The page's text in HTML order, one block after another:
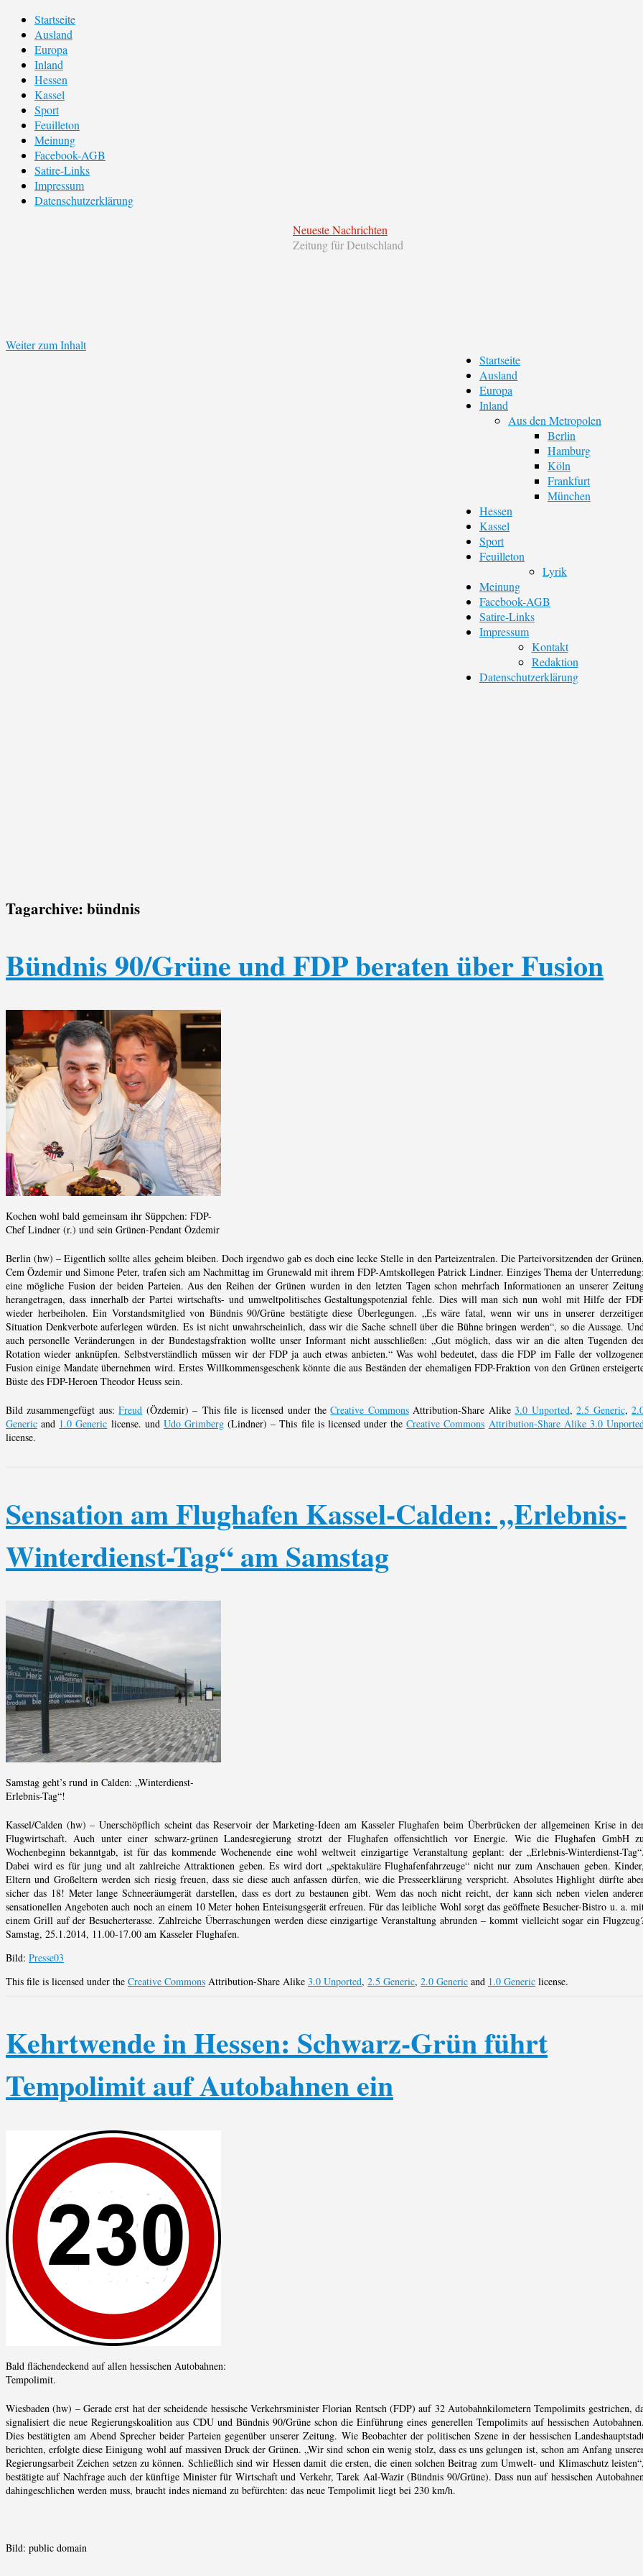
Startseite
Ausland
Europa
Inland
Hessen
Kassel
Sport
Feuilleton
Meinung
Facebook-AGB
Satire-Links
Impressum
Datenschutzerklärung
Neueste Nachrichten
Zeitung für Deutschland
Weiter zum Inhalt
Startseite
Ausland
Europa
Inland
Aus den Metropolen
Berlin
Hamburg
Köln
Frankfurt
München
Hessen
Kassel
Sport
Feuilleton
Lyrik
Meinung
Facebook-AGB
Satire-Links
Impressum
Kontakt
Redaktion
Datenschutzerklärung
Tagarchive: bündnis
Bündnis 90/Grüne und FDP beraten über Fusion
Kochen wohl bald gemeinsam ihr Süppchen: FDP-
Chef Lindner (r.) und sein Grünen-Pendant Özdemir
Berlin (hw) – Eigentlich sollte alles geheim bleiben. Doch irgendwo gab es doch eine lecke Stelle in den Parteizentralen. Die Parteivorsitzenden der Grünen,
Cem Özdemir und Simone Peter, trafen sich am Nachmittag im Grunewald mit ihrem FDP-Amtskollegen Patrick Lindner. Einziges Thema der Unterredung:
eine mögliche Fusion der beiden Parteien. Aus den Reihen der Grünen wurden in den letzten Tagen schon mehrfach Informationen an unserer
herangetragen, dass innerhalb der Partei wirtschafts- und umweltpolitisches Gestaltungspotenzial fehle. Dies will man sich nun wohl mit Hilfe der
wieder herbeiholen. Ein Vorstandsmitglied von Bündnis 90/Grüne bestätigte diese Überlegungen. „Es wäre fatal, wenn wir uns in unserer derzeitigen
Situation Denkverbote auferlegen würden. Es ist nicht unwahrscheinlich, dass wir die Sache schnell über die Bühne bringen werden“, so die Aussage. Und
auch personelle Veränderungen in der Bundestagsfraktion wollte unser Informant nicht ausschließen: „Gut möglich, dass wir an die alten Tugenden
Rotation wieder anknüpfen. Selbstverständlich müssen wir der FDP ja auch etwas anbieten.“ Was wohl bedeutet, dass die FDP im Falle der vollzogenen
Fusion einige Mandate übernehmen wird. Erstes Willkommensgeschenk könnte die aus Beständen der ehemaligen FDP-Fraktion von den Grünen
Büste des FDP-Heroen Theodor Heuss sein.
Bild zusammengefügt aus:Freud (Özdemir) – This file is licensed under theCreative CommonsAttribution-Share Alike 3.0 Unported,2.5 Generic,
Generic and 1.0 Generic license. und Udo Grimberg (Lindner) – This file is licensed under theCreative Commons Attribution-Share Alike 3.0 Unported
license.
Sensation am Flughafen Kassel-Calden: „Erlebnis-
Winterdienst-Tag“ am Samstag
Samstag geht’s rund in Calden: „Winterdienst-
Erlebnis-Tag“!
Kassel/Calden (hw) – Unerschöpflich scheint das Reservoir der Marketing-Ideen am Kasseler Flughafen beim Überbrücken der allgemeinen Krise in
Flugwirtschaft. Auch unter einer schwarz-grünen Landesregierung strotzt der Flughafen offensichtlich vor Energie. Wie die Flughafen GmbH
Wochenbeginn bekanntgab, ist für das kommende Wochenende eine wohl weltweit einzigartige Veranstaltung geplant: der „Erlebnis-Winterdienst-Tag“.
Dabei wird es für jung und alt zahlreiche Attraktionen geben. Es wird dort „spektakuläre Flughafenfahrzeuge“ nicht nur zum Anschauen geben. Kinder,
Eltern und Großeltern werden sich riesig freuen, dass sie diese auch anfassen dürfen, wie die Presseerklärung verspricht. Absolutes Highlight dürfte
sicher das 18! Meter lange Schneeräumgerät darstellen, dass es dort zu bestaunen gibt. Wem das noch nicht reicht, der kann sich neben vielen
sensationellen Angeboten auch noch an einem 10 Meter hohen Enteisungsgerät erfreuen. Für das leibliche Wohl sorgt das geöffnete Besucher-Bistro u. a.
einem Grill auf der Besucherterasse. Zahlreiche Überraschungen werden diese einzigartige Veranstaltung abrunden – kommt vielleicht sogar ein
Samstag, 25.1.2014, 11.00-17.00 am Kasseler Flughafen.
Bild: Presse03
This file is licensed under the Creative Commons Attribution-Share Alike 3.0 Unported, 2.5 Generic, 2.0 Generic and 1.0 Generic license.
Kehrtwende in Hessen: Schwarz-Grün führt
Tempolimit auf Autobahnen ein
Bald flächendeckend auf allen hessischen Autobahnen:
Tempolimit.
Wiesbaden (hw) – Gerade erst hat der scheidende hessische Verkehrsminister Florian Rentsch (FDP) auf 32 Autobahnkilometern Tempolimits gestrichen,
signalisiert die neue Regierungskoalition aus CDU und Bündnis 90/Grüne schon die Einführung eines generellen Tempolimits auf hessischen Autobahnen.
Dies bestätigten am Abend Sprecher beider Parteien gegenüber unserer Zeitung. Wie Beobachter der politischen Szene in der hessischen
berichten, erfolgte diese Einigung wohl auf massiven Druck der Grünen. „Wir sind schon ein wenig stolz, dass es uns gelungen ist, schon am Anfang
Regierungsarbeit Zeichen setzen zu können. Schließlich sind wir Hessen damit die ersten, die einen solchen Beitrag zum Umwelt- und Klimaschutz leisten“,
bestätigte auf Nachfrage auch der künftige Minister für Wirtschaft und Verkehr, Tarek Aal-Wazir (Bündnis 90/Grüne). Dass nun auf hessischen Autobahnen
dahingeschlichen werden muss, braucht indes niemand zu befürchten: das neue Tempolimit liegt bei 230 km/h.
Bild: public domain